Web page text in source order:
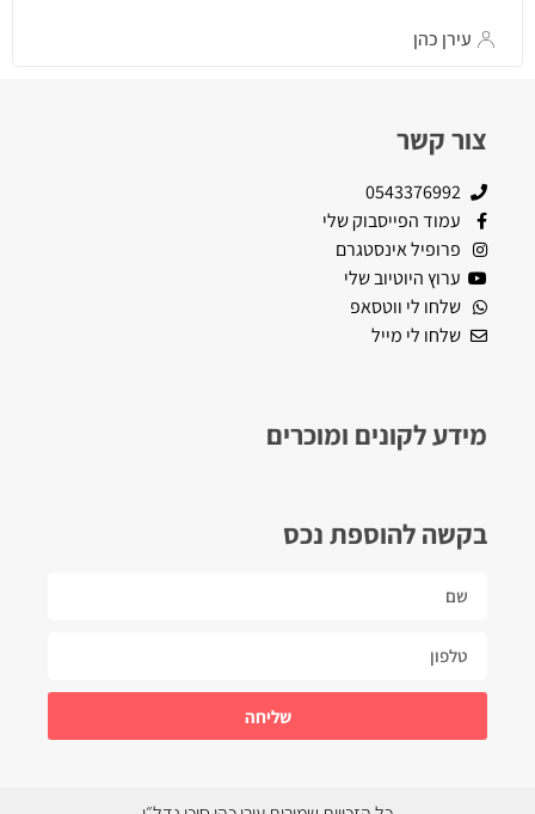
עירן כהן
צור קשר
0543376992
עמוד הפייסבוק שלי
פרופיל אינסטגרם
ערוץ היוטיוב שלי
שלחו לי ווטסאפ
שלחו לי מייל
מידע לקונים ומוכרים
בקשה להוספת נכס
שליחה